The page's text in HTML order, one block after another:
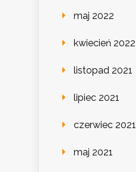
maj 2022
kwiecień 2022
listopad 2021
lipiec 2021
czerwiec 2021
maj 2021